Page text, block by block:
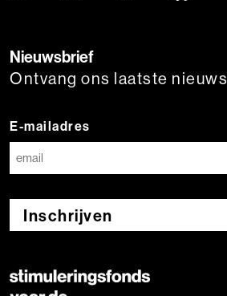
Nieuwsbrief
Ontvang ons laatste nieuws
E-mailadres
Inschrijven